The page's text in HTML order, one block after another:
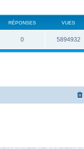
RÉPONSES VUES
0 5894932